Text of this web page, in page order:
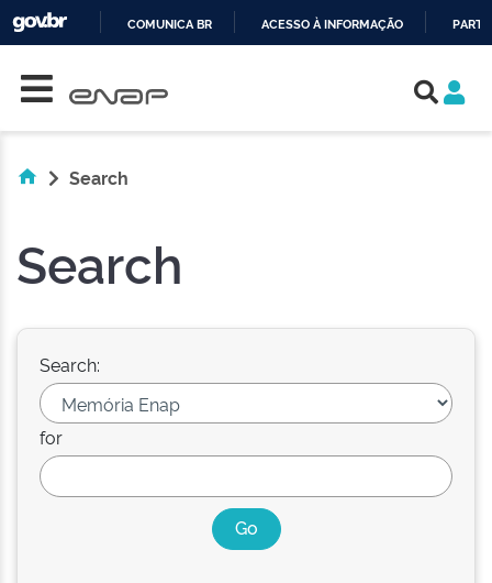
COMUNICA BR ACESSO À INFORMAÇÃO
Search
Search
Search:
for